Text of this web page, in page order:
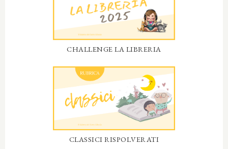
CHALLENGE LA LIBRERIA
CLASSICI RISPOLVERATI